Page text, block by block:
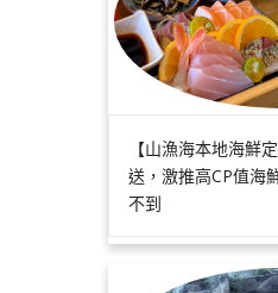
【山漁海本地海鮮
送，激推高CP值海
不到